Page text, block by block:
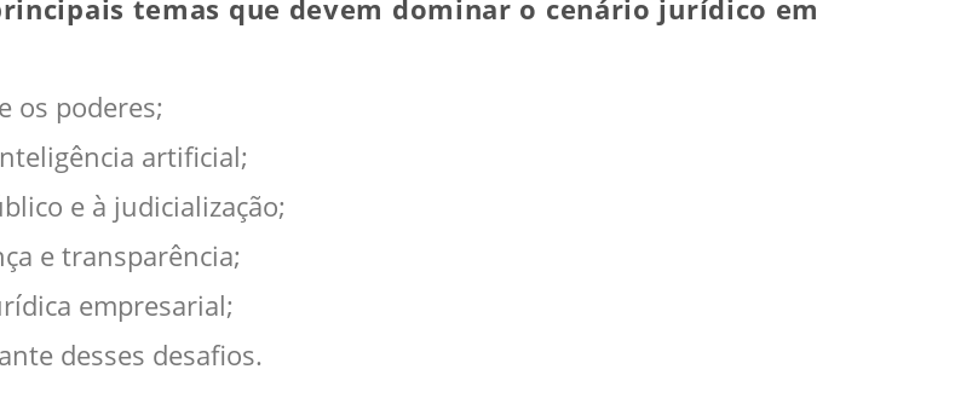
temas que devem dominar o cenário jurídico em
os poderes;
artificial;
e à judicialização;
e transparência;
empresarial;
desses desafios.